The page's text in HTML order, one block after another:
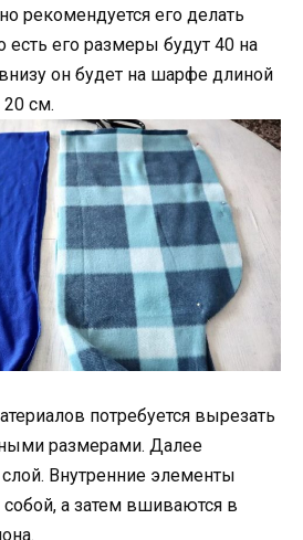
рекомендуется его делать
его размеры будут 40 на
он будет на шарфе длиной
см.
потребуется вырезать
размерами. Далее
Внутренние элементы
а затем вшиваются в